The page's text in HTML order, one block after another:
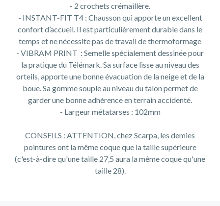
- 2 crochets crémaillère.
- INSTANT-FIT T4 : Chausson qui apporte un excellent
confort d’accueil. Il est particulièrement durable dans le
temps et ne nécessite pas de travail de thermoformage
- VIBRAM PRINT : Semelle spécialement dessinée pour
la pratique du Télémark. Sa surface lisse au niveau des
orteils, apporte une bonne évacuation de la neige et de la
boue. Sa gomme souple au niveau du talon permet de
garder une bonne adhérence en terrain accidenté.
- Largeur métatarses : 102mm
CONSEILS : ATTENTION, chez Scarpa, les demies
pointures ont la même coque que la taille supérieure
(c'est-à-dire qu'une taille 27,5 aura la même coque qu'une
taille 28).